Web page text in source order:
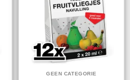
GEEN CATEGORIE